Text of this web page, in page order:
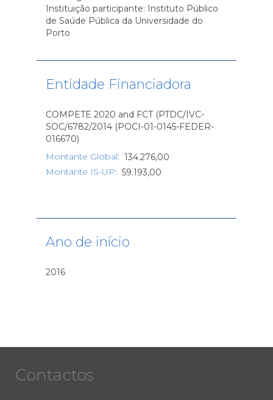
Instituição participante: Instituto Público
de Saúde Pública da Universidade do
Porto
Entidade Financiadora
COMPETE 2020 and FCT (PTDC/IVC-
SOC/6782/2014 (POCI-01-0145-FEDER-
016670)
Montante Global: 134.276,00
Montante IS-UP: 59.193,00
Ano de início
2016
Contactos